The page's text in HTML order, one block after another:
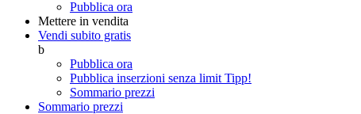
Pubblica ora
Mettere in vendita
Vendi subito gratis
b
Pubblica ora
Pubblica inserzioni senza limit Tipp!
Sommario prezzi
Sommario prezzi